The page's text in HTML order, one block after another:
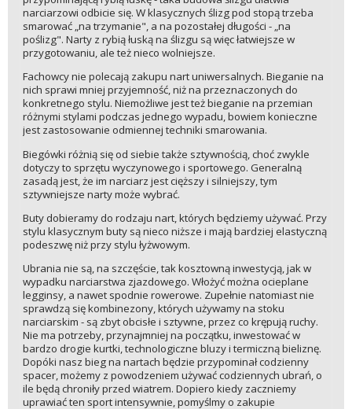
narciarzowi odbicie się. W klasycznych ślizg pod stopą trzeba
smarować „na trzymanie", a na pozostałej długości - „na
poślizg". Narty z rybią łuską na ślizgu są więc łatwiejsze w
przygotowaniu, ale też nieco wolniejsze.
Fachowcy nie polecają zakupu nart uniwersalnych. Bieganie na
nich sprawi mniej przyjemność, niż na przeznaczonych do
konkretnego stylu. Niemożliwe jest też bieganie na przemian
różnymi stylami podczas jednego wypadu, bowiem konieczne
jest zastosowanie odmiennej techniki smarowania.
Biegówki różnią się od siebie także sztywnością, choć zwykle
dotyczy to sprzętu wyczynowego i sportowego. Generalną
zasadą jest, że im narciarz jest cięższy i silniejszy, tym
sztywniejsze narty może wybrać.
Buty dobieramy do rodzaju nart, których będziemy używać. Przy
stylu klasycznym buty są nieco niższe i mają bardziej elastyczną
podeszwę niż przy stylu łyżwowym.
Ubrania nie są, na szczęście, tak kosztowną inwestycją, jak w
wypadku narciarstwa zjazdowego. Włożyć można ocieplane
legginsy, a nawet spodnie rowerowe. Zupełnie natomiast nie
sprawdzą się kombinezony, których używamy na stoku
narciarskim - są zbyt obcisłe i sztywne, przez co krępują ruchy.
Nie ma potrzeby, przynajmniej na początku, inwestować w
bardzo drogie kurtki, technologiczne bluzy i termiczną bieliznę.
Dopóki nasz bieg na nartach będzie przypominał codzienny
spacer, możemy z powodzeniem używać codziennych ubrań, o
ile będą chroniły przed wiatrem. Dopiero kiedy zaczniemy
uprawiać ten sport intensywnie, pomyślmy o zakupie